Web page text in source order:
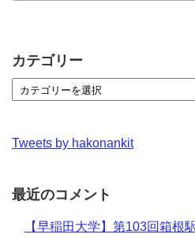
カテゴリー
Tweets by hakonankit
最近のコメント
【早稲田大学】第103回箱根